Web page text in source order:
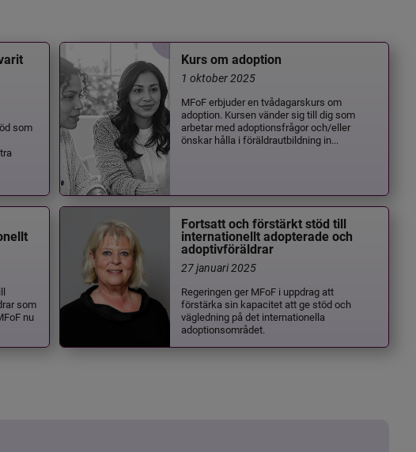
som
Kurs om adoption
1 oktober 2025
MFoF erbjuder en tvådagarskurs om
adoption. Kursen vänder sig till dig som
arbetar med adoptionsfrågor och/eller
önskar hålla i föräldrautbildning in...
som
nu
Fortsatt och förstärkt stöd till
internationellt adopterade och
adoptivföräldrar
27 januari 2025
Regeringen ger MFoF i uppdrag att
förstärka sin kapacitet att ge stöd och
vägledning på det internationella
adoptionsområdet.